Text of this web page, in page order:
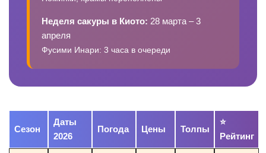
Неделя сакуры в Киото: 28 марта – 3
апреля
Фусими Инари: 3 часа в очереди
Сезон
Даты
2026
Погода Цены Толпы
⭐
Рейтинг